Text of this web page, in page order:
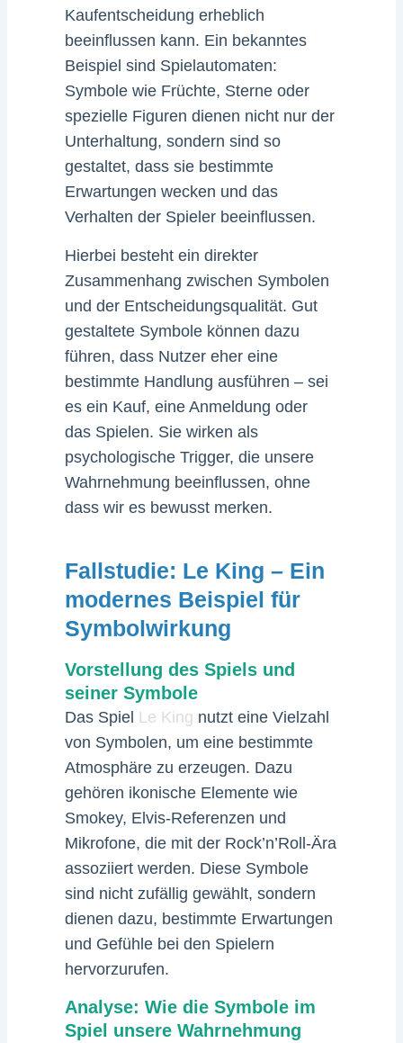
Kaufentscheidung erheblich
beeinflussen kann. Ein bekanntes
Beispiel sind Spielautomaten:
Symbole wie Früchte, Sterne oder
spezielle Figuren dienen nicht nur der
Unterhaltung, sondern sind so
gestaltet, dass sie bestimmte
Erwartungen wecken und das
Verhalten der Spieler beeinflussen.
Hierbei besteht ein direkter
Zusammenhang zwischen Symbolen
und der Entscheidungsqualität. Gut
gestaltete Symbole können dazu
führen, dass Nutzer eher eine
bestimmte Handlung ausführen – sei
es ein Kauf, eine Anmeldung oder
das Spielen. Sie wirken als
psychologische Trigger, die unsere
Wahrnehmung beeinflussen, ohne
dass wir es bewusst merken.
Fallstudie: Le King – Ein
modernes Beispiel für
Symbolwirkung
Vorstellung des Spiels und
seiner Symbole
Das Spiel Le King nutzt eine Vielzahl
von Symbolen, um eine bestimmte
Atmosphäre zu erzeugen. Dazu
gehören ikonische Elemente wie
Smokey, Elvis-Referenzen und
Mikrofone, die mit der Rock’n’Roll-Ära
assoziiert werden. Diese Symbole
sind nicht zufällig gewählt, sondern
dienen dazu, bestimmte Erwartungen
und Gefühle bei den Spielern
hervorzurufen.
Analyse: Wie die Symbole im
Spiel unsere Wahrnehmung